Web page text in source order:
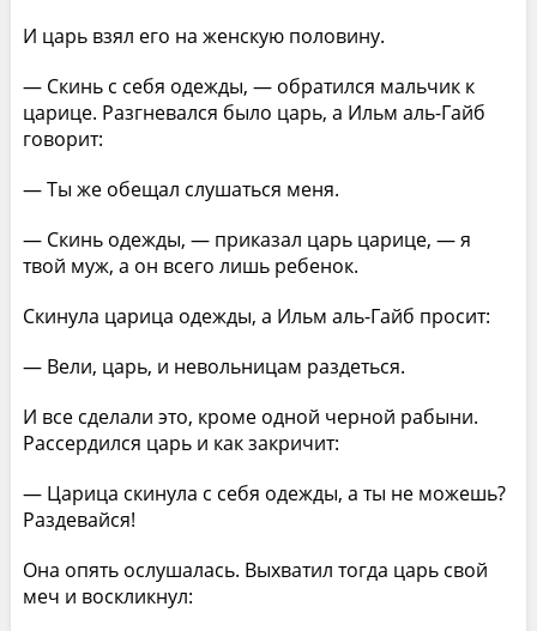
И царь взял его на женскую половину.
— Скинь с себя одежды, — обратился мальчик к
царице. Разгневался было царь, а Ильм аль-Гайб
говорит:
— Ты же обещал слушаться меня.
— Скинь одежды, — приказал царь царице, — я
твой муж, а он всего лишь ребенок.
Скинула царица одежды, а Ильм аль-Гайб просит:
— Вели, царь, и невольницам раздеться.
И все сделали это, кроме одной черной рабыни.
Рассердился царь и как закричит:
— Царица скинула с себя одежды, а ты не можешь?
Раздевайся!
Она опять ослушалась. Выхватил тогда царь свой
меч и воскликнул: